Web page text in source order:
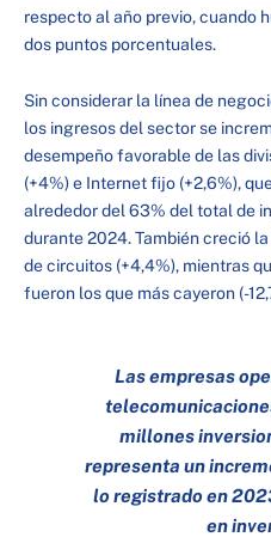
respecto al año previo, cuando
dos puntos porcentuales.
Sin considerar la línea de
los ingresos del sector se
desempeño favorable de las
(+4%) e Internet fijo (+2,6%),
alrededor del 63% del total de
durante 2024. También creció
de circuitos (+4,4%), mientras
fueron los que más cayeron (-
Las empresas
millones
representa un
lo registrado en
en